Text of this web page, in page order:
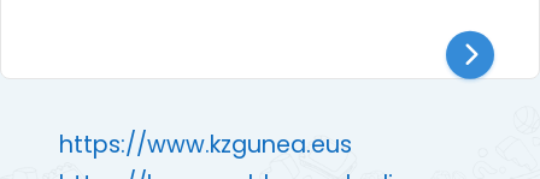
https://www.kzgunea.eus